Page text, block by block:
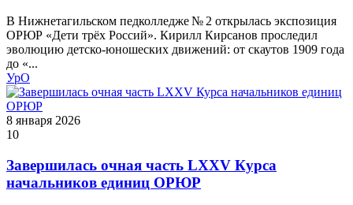
В Нижнетагильском педколледже № 2 открылась экспозиция
ОРЮР «Дети трёх Россий». Кирилл Кирсанов проследил
эволюцию детско‑юношеских движений: от скаутов 1909 года
до «...
УрО
8 января 2026
10
Завершилась очная часть LXXV Курса
начальников единиц ОРЮР